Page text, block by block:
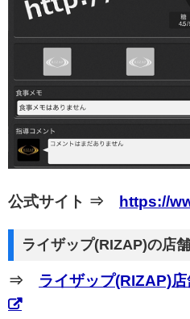
公式サイト ⇒ https://
ライザップ(RIZAP)の店
⇒ ライザップ(RIZAP)